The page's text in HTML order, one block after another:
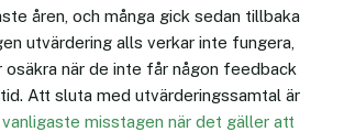
åren, och många gick sedan tillbaka
utvärdering alls verkar inte fungera,
när de inte får någon feedback
Att sluta med utvärderingssamtal är
misstagen när det gäller att